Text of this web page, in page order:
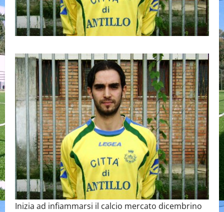
Inizia ad infiammarsi il calcio mercato dicembrino